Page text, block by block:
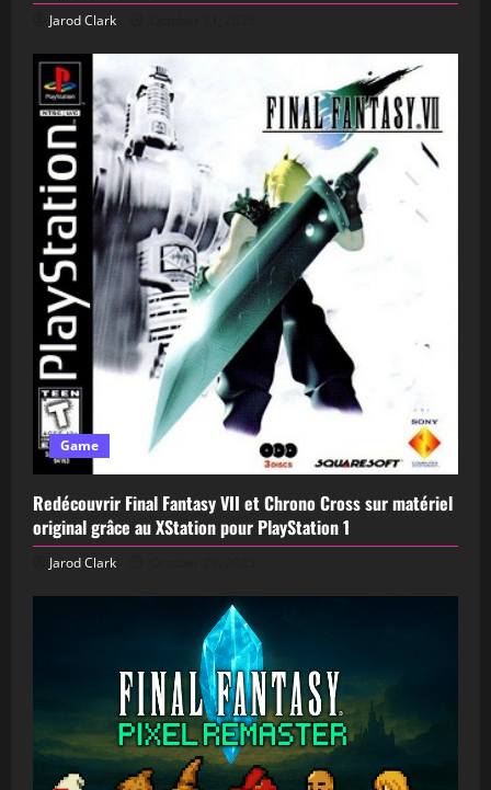
Jarod Clark
Game
Redécouvrir Final Fantasy VII et Chrono Cross sur matériel
original grâce au XStation pour PlayStation 1
Jarod Clark